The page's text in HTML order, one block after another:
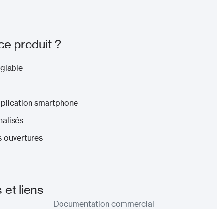
produit ?
smartphone
ouvertures
et liens
Documentation commercial